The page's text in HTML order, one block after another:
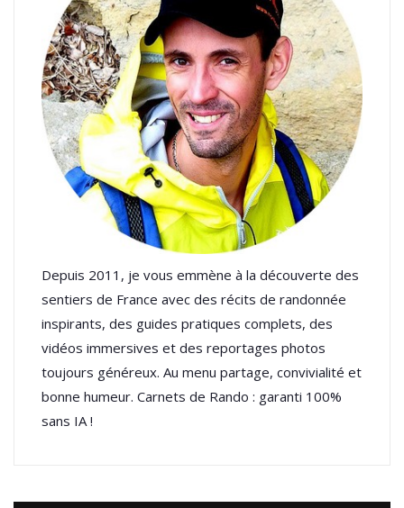
Depuis 2011, je vous emmène à la découverte des
sentiers de France avec des récits de randonnée
inspirants, des guides pratiques complets, des
vidéos immersives et des reportages photos
toujours généreux. Au menu partage, convivialité et
bonne humeur. Carnets de Rando : garanti 100%
sans IA !